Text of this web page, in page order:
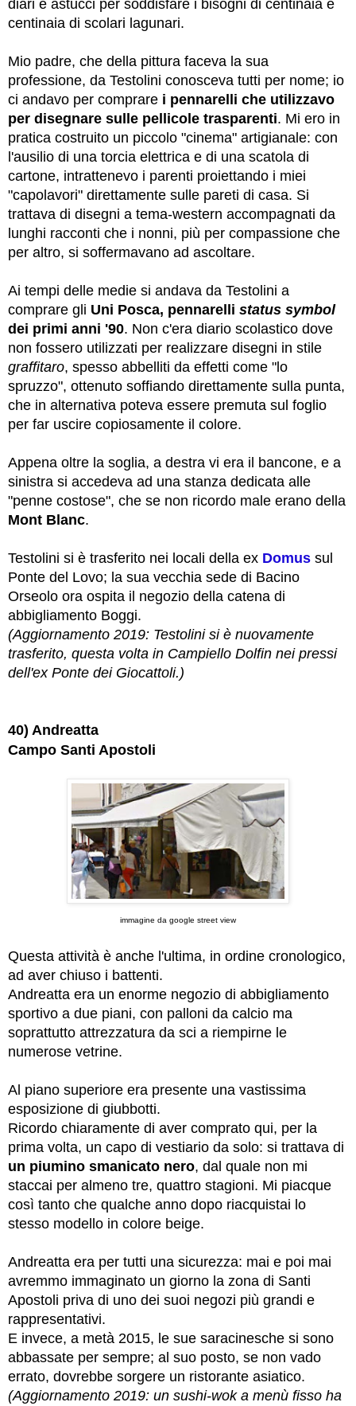
diari e astucci per soddisfare i bisogni di centinaia e
centinaia di scolari lagunari.
Mio padre, che della pittura faceva la sua
professione, da Testolini conosceva tutti per nome; io
ci andavo per comprare i pennarelli che utilizzavo
per disegnare sulle pellicole trasparenti. Mi ero in
pratica costruito un piccolo "cinema" artigianale: con
l'ausilio di una torcia elettrica e di una scatola di
cartone, intrattenevo i parenti proiettando i miei
"capolavori" direttamente sulle pareti di casa. Si
trattava di disegni a tema-western accompagnati da
lunghi racconti che i nonni, più per compassione che
per altro, si soffermavano ad ascoltare.
Ai tempi delle medie si andava da Testolini a
comprare gli Uni Posca, pennarelli status symbol
dei primi anni '90. Non c'era diario scolastico dove
non fossero utilizzati per realizzare disegni in stile
graffitaro, spesso abbelliti da effetti come "lo
spruzzo", ottenuto soffiando direttamente sulla punta,
che in alternativa poteva essere premuta sul foglio
per far uscire copiosamente il colore.
Appena oltre la soglia, a destra vi era il bancone, e a
sinistra si accedeva ad una stanza dedicata alle
"penne costose", che se non ricordo male erano della
Mont Blanc.
Testolini si è trasferito nei locali della ex Domus sul
Ponte del Lovo; la sua vecchia sede di Bacino
Orseolo ora ospita il negozio della catena di
abbigliamento Boggi.
(Aggiornamento 2019: Testolini si è nuovamente
trasferito, questa volta in Campiello Dolfin nei pressi
dell'ex Ponte dei Giocattoli.)
40) Andreatta
Campo Santi Apostoli
immagine da google street view
Questa attività è anche l'ultima, in ordine cronologico,
ad aver chiuso i battenti.
Andreatta era un enorme negozio di abbigliamento
sportivo a due piani, con palloni da calcio ma
soprattutto attrezzatura da sci a riempirne le
numerose vetrine.
Al piano superiore era presente una vastissima
esposizione di giubbotti.
Ricordo chiaramente di aver comprato qui, per la
prima volta, un capo di vestiario da solo: si trattava di
un piumino smanicato nero, dal quale non mi
staccai per almeno tre, quattro stagioni. Mi piacque
così tanto che qualche anno dopo riacquistai lo
stesso modello in colore beige.
Andreatta era per tutti una sicurezza: mai e poi mai
avremmo immaginato un giorno la zona di Santi
Apostoli priva di uno dei suoi negozi più grandi e
rappresentativi.
E invece, a metà 2015, le sue saracinesche si sono
abbassate per sempre; al suo posto, se non vado
errato, dovrebbe sorgere un ristorante asiatico.
(Aggiornamento 2019: un sushi-wok a menù fisso ha